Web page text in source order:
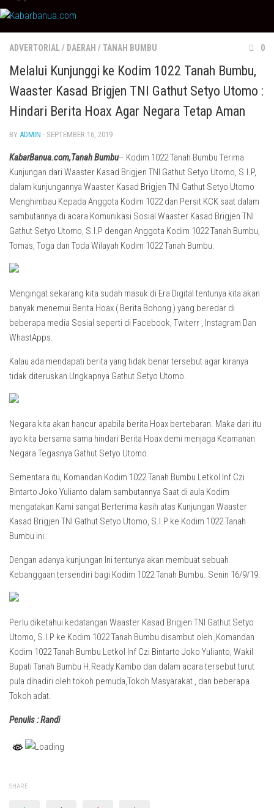
Skip
to
content
ADVERTORIAL/ DAERAH / TANAH BUMBU 0
Melalui Kunjunggi ke Kodim 1022 Tanah Bumbu,
Waaster Kasad Brigjen TNI Gathut Setyo Utomo :
Hindari Berita Hoax Agar Negara Tetap Aman
BY ADMIN · SEPTEMBER 16, 2019
KabarBanua.com,Tanah Bumbu– Kodim 1022 Tanah Bumbu Terima
Kunjungan dari Waaster Kasad Brigjen TNI Gathut Setyo Utomo, S.I.P,
dalam kunjungannya Waaster Kasad Brigjen TNI Gathut Setyo Utomo
Menghimbau Kepada Anggota Kodim 1022 dan Persit KCK saat dalam
sambutannya di acara Komunikasi Sosial Waaster Kasad Brigjen TNI
Gathut Setyo Utomo, S.I.P dengan Anggota Kodim 1022 Tanah Bumbu,
Tomas, Toga dan Toda Wilayah Kodim 1022 Tanah Bumbu.
Mengingat sekarang kita sudah masuk di Era Digital tentunya kita akan
banyak menemui Berita Hoax ( Berita Bohong ) yang beredar di
beberapa media Sosial seperti di Facebook, Twiterr , Instagram Dan
WhastApps.
Kalau ada mendapati berita yang tidak benar tersebut agar kiranya
tidak diteruskan Ungkapnya Gathut Setyo Utomo.
Negara kita akan hancur apabila berita Hoax bertebaran. Maka dari itu
ayo kita bersama sama hindari Berita Hoax demi menjaga Keamanan
Negara Tegasnya Gathut Setyo Utomo.
Sementara itu, Komandan Kodim 1022 Tanah Bumbu Letkol Inf Czi
Bintarto Joko Yulianto dalam sambutannya Saat di aula Kodim
mengatakan Kami sangat Berterima kasih atas Kunjungan Waaster
Kasad Brigjen TNI Gathut Setyo Utomo, S.I.P ke Kodim 1022 Tanah
Bumbu ini.
Dengan adanya kunjungan Ini tentunya akan membuat sebuah
Kebanggaan tersendiri bagi Kodim 1022 Tanah Bumbu. Senin 16/9/19.
Perlu diketahui kedatangan Waaster Kasad Brigjen TNI Gathut Setyo
Utomo, S.I.P ke Kodim 1022 Tanah Bumbu disambut oleh ,Komandan
Kodim 1022 Tanah Bumbu Letkol Inf Czi Bintarto Joko Yulianto, Wakil
Bupati Tanah Bumbu H.Ready Kambo dan dalam acara tersebut turut
pula dihadiri oleh tokoh pemuda,Tokoh Masyarakat , dan beberapa
Tokoh adat.
Penulis : Randi
SHARE